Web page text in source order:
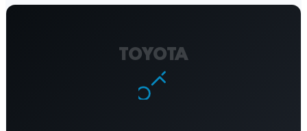
TOYOTA